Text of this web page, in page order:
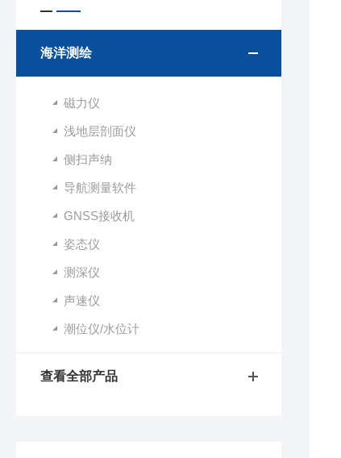
海洋测绘
磁力仪
浅地层剖面仪
侧扫声纳
导航测量软件
GNSS接收机
姿态仪
测深仪
声速仪
潮位仪/水位计
查看全部产品